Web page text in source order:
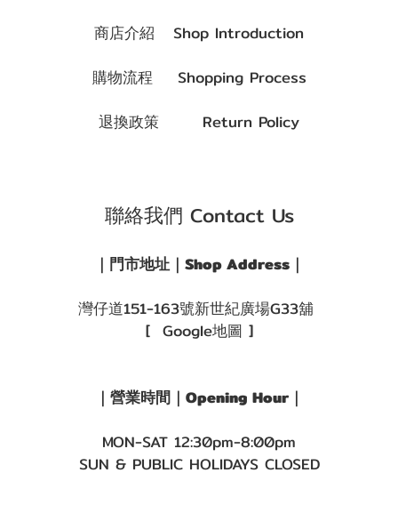
商店介紹 Shop Introduction
購物流程 Shopping Process
退換政策 Return Policy
聯絡我們 Contact Us
｜門市地址｜Shop Address｜
灣仔道151-163號新世紀廣場G33舖
[ Google地圖 ]
｜營業時間｜Opening Hour｜
MON-SAT 12:30pm-8:00pm
SUN & PUBLIC HOLIDAYS CLOSED